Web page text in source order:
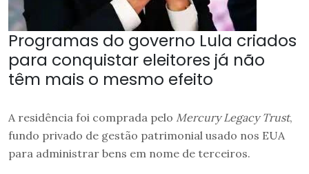
Programas do governo Lula criados
para conquistar eleitores já não
têm mais o mesmo efeito
A residência foi comprada pelo Mercury Legacy Trust,
fundo privado de gestão patrimonial usado nos EUA
para administrar bens em nome de terceiros.